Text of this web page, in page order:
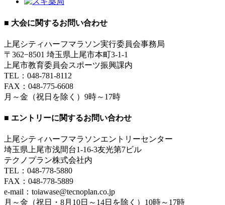
■ 大会に関するお問い合わせ
上尾シティハーフマラソン実行委員会事務局
〒362−8501 埼玉県上尾市本町3-1-1
上尾市教育委員会スポーツ振興課内
TEL：048-781-8112
FAX：048-775-6608
月～金（祝日を除く）9時～17時
■ エントリーに関するお問い合わせ
上尾シティハーフマラソンエントリーセンター
埼玉県上尾市浅間台1-16-3友光第7ビル
テクノプラン株式会社内
TEL：048-778-5880
FAX：048-778-5889
e-mail：toiawase@tecnoplan.co.jp
月～金（祝日・8月10日～14日を除く）10時～17時